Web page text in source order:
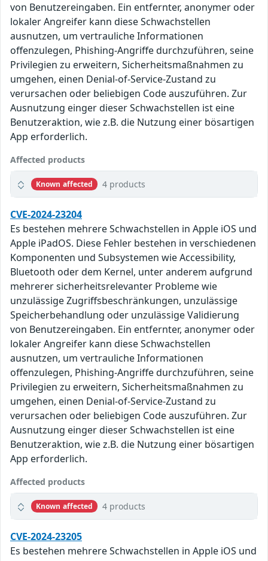
von Benutzereingaben. Ein entfernter, anonymer oder
lokaler Angreifer kann diese Schwachstellen
ausnutzen, um vertrauliche Informationen
offenzulegen, Phishing-Angriffe durchzuführen, seine
Privilegien zu erweitern, Sicherheitsmaßnahmen zu
umgehen, einen Denial-of-Service-Zustand zu
verursachen oder beliebigen Code auszuführen. Zur
Ausnutzung einger dieser Schwachstellen ist eine
Benutzeraktion, wie z.B. die Nutzung einer bösartigen
App erforderlich.
Affected products
Known affected 4 products
CVE-2024-23204
Es bestehen mehrere Schwachstellen in Apple iOS und
Apple iPadOS. Diese Fehler bestehen in verschiedenen
Komponenten und Subsystemen wie Accessibility,
Bluetooth oder dem Kernel, unter anderem aufgrund
mehrerer sicherheitsrelevanter Probleme wie
unzulässige Zugriffsbeschränkungen, unzulässige
Speicherbehandlung oder unzulässige Validierung
von Benutzereingaben. Ein entfernter, anonymer oder
lokaler Angreifer kann diese Schwachstellen
ausnutzen, um vertrauliche Informationen
offenzulegen, Phishing-Angriffe durchzuführen, seine
Privilegien zu erweitern, Sicherheitsmaßnahmen zu
umgehen, einen Denial-of-Service-Zustand zu
verursachen oder beliebigen Code auszuführen. Zur
Ausnutzung einger dieser Schwachstellen ist eine
Benutzeraktion, wie z.B. die Nutzung einer bösartigen
App erforderlich.
Affected products
Known affected 4 products
CVE-2024-23205
Es bestehen mehrere Schwachstellen in Apple iOS und